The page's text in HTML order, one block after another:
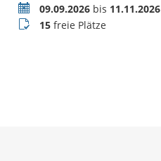
Termin09.09.2026 bis 11.11.2026
Buchungsstatus
15 freie Plätze